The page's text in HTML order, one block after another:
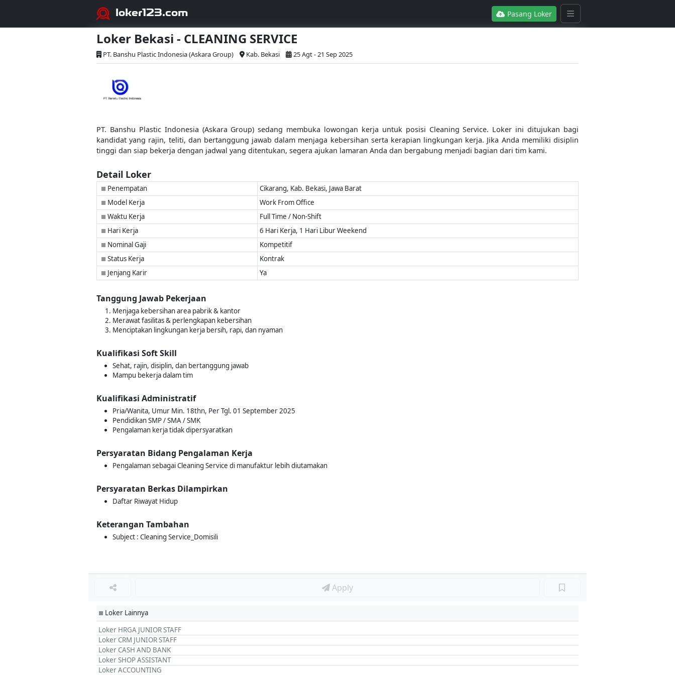
loker123.com Pasang Loker
Loker Bekasi - CLEANING SERVICE
PT. Banshu Plastic Indonesia (Askara Group) Kab. Bekasi 25 Agt - 21 Sep 2025
PT. Banshu Plastic Indonesia (Askara Group) sedang membuka lowongan kerja untuk posisi Cleaning Service. Loker ini ditujukan bagi
kandidat yang rajin, teliti, dan bertanggung jawab dalam menjaga kebersihan serta kerapian lingkungan kerja. Jika Anda memiliki disiplin
tinggi dan siap bekerja dengan jadwal yang ditentukan, segera ajukan lamaran Anda dan bergabung menjadi bagian dari tim kami.
Detail Loker
■ Penempatan Cikarang, Kab. Bekasi, Jawa Barat
■ Model Kerja Work From Office
■ Waktu Kerja Full Time / Non-Shift
■ Hari Kerja 6 Hari Kerja, 1 Hari Libur Weekend
■ Nominal Gaji Kompetitif
■ Status Kerja Kontrak
■ Jenjang Karir Ya
Tanggung Jawab Pekerjaan
Menjaga kebersihan area pabrik & kantor
Merawat fasilitas & perlengkapan kebersihan
Menciptakan lingkungan kerja bersih, rapi, dan nyaman
Kualifikasi Soft Skill
Sehat, rajin, disiplin, dan bertanggung jawab
Mampu bekerja dalam tim
Kualifikasi Administratif
Pria/Wanita, Umur Min. 18thn, Per Tgl. 01 September 2025
Pendidikan SMP / SMA / SMK
Pengalaman kerja tidak dipersyaratkan
Persyaratan Bidang Pengalaman Kerja
Pengalaman sebagai Cleaning Service di manufaktur lebih diutamakan
Persyaratan Berkas Dilampirkan
Daftar Riwayat Hidup
Keterangan Tambahan
Subject : Cleaning Service_Domisili
Apply
■ Loker Lainnya
Loker HRGA JUNIOR STAFF
Loker CRM JUNIOR STAFF
Loker CASH AND BANK
Loker SHOP ASSISTANT
Loker ACCOUNTING